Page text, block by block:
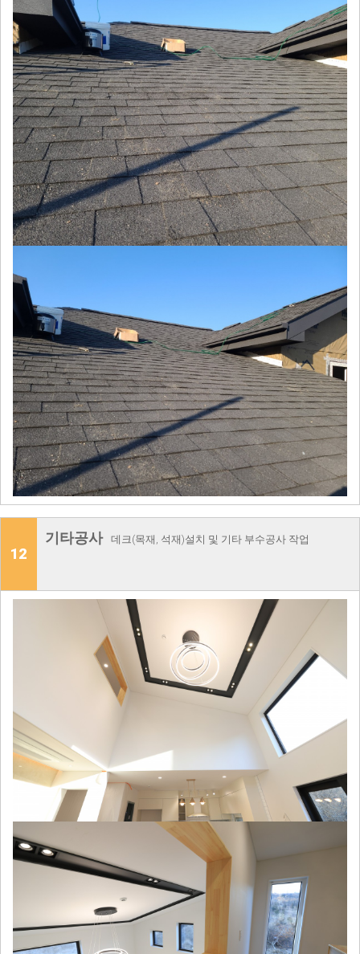
12
기타공사 데크(목재, 석재)설치 및 기타 부수공사 작업